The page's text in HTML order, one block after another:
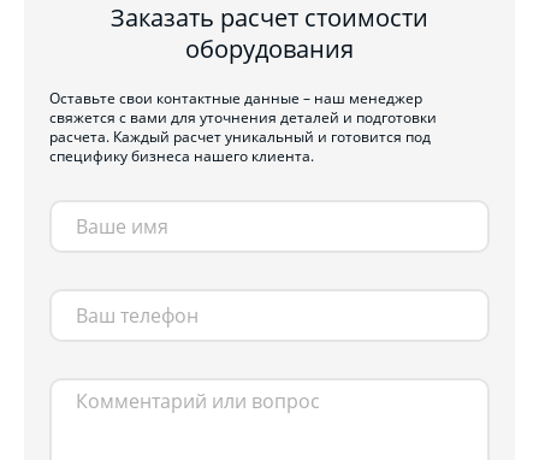
Заказать расчет стоимости
оборудования
Оставьте свои контактные данные – наш менеджер
свяжется с вами для уточнения деталей и подготовки
расчета. Каждый расчет уникальный и готовится под
специфику бизнеса нашего клиента.